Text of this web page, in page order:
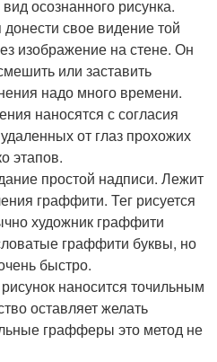
осознанного рисунка.
свое видение той
изображение на стене. Он
или заставить
надо много времени.
наносятся с согласия
от глаз прохожих
этапов.
простой надписи. Лежит
граффити. Тег рисуется
художник граффити
граффити буквы, но
быстро.
наносится точильным
оставляет желать
графферы это метод не